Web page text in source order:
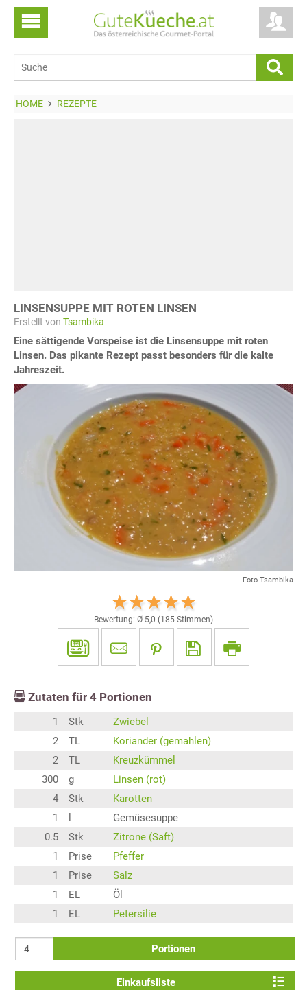
HOME REZEPTE
LINSENSUPPE MIT ROTEN LINSEN
Erstellt von Tsambika
Eine sättigende Vorspeise ist die Linsensuppe mit roten
Linsen. Das pikante Rezept passt besonders für die kalte
Jahreszeit.
Foto Tsambika
Bewertung: Ø 5,0 (185 Stimmen)
Zutaten für 4 Portionen
1 Stk
Zwiebel
2
TL
Koriander (gemahlen)
2
TL
Kreuzkümmel
300
g
Linsen (rot)
4
Stk
Karotten
1
Gemüsesuppe
0.5
Stk
Zitrone (Saft)
1
Prise
Pfeffer
1
Prise
Salz
1
EL
Öl
1
EL Petersilie
Portionen
Einkaufsliste